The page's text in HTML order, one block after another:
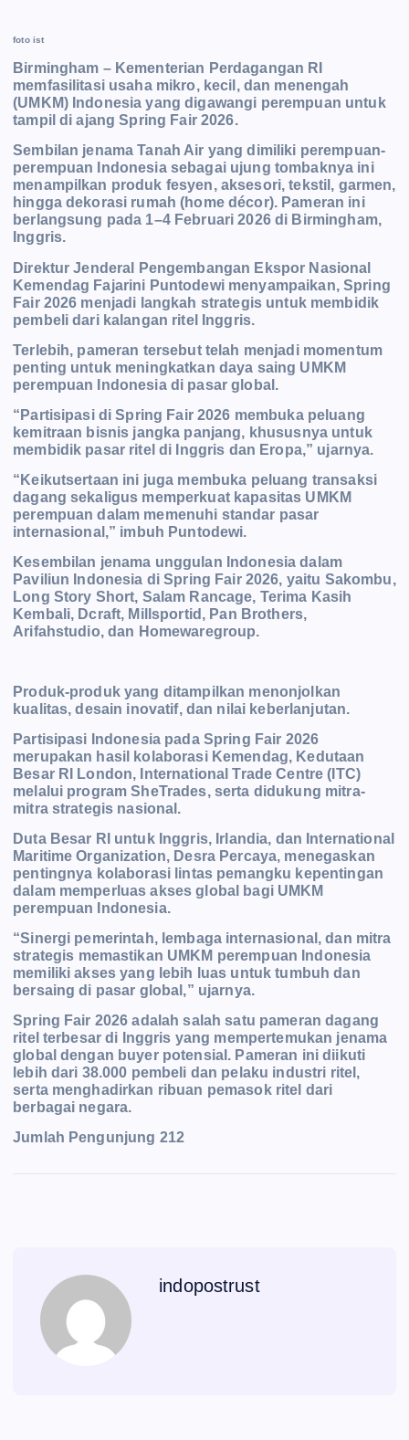
foto ist
Birmingham – Kementerian Perdagangan RI
memfasilitasi usaha mikro, kecil, dan menengah
(UMKM) Indonesia yang digawangi perempuan untuk
tampil di ajang Spring Fair 2026.
Sembilan jenama Tanah Air yang dimiliki perempuan-
perempuan Indonesia sebagai ujung tombaknya ini
menampilkan produk fesyen, aksesori, tekstil, garmen,
hingga dekorasi rumah (home décor). Pameran ini
berlangsung pada 1–4 Februari 2026 di Birmingham,
Inggris.
Direktur Jenderal Pengembangan Ekspor Nasional
Kemendag Fajarini Puntodewi menyampaikan, Spring
Fair 2026 menjadi langkah strategis untuk membidik
pembeli dari kalangan ritel Inggris.
Terlebih, pameran tersebut telah menjadi momentum
penting untuk meningkatkan daya saing UMKM
perempuan Indonesia di pasar global.
“Partisipasi di Spring Fair 2026 membuka peluang
kemitraan bisnis jangka panjang, khususnya untuk
membidik pasar ritel di Inggris dan Eropa,” ujarnya.
“Keikutsertaan ini juga membuka peluang transaksi
dagang sekaligus memperkuat kapasitas UMKM
perempuan dalam memenuhi standar pasar
internasional,” imbuh Puntodewi.
Kesembilan jenama unggulan Indonesia dalam
Paviliun Indonesia di Spring Fair 2026, yaitu Sakombu,
Long Story Short, Salam Rancage, Terima Kasih
Kembali, Dcraft, Millsportid, Pan Brothers,
Arifahstudio, dan Homewaregroup.
Produk-produk yang ditampilkan menonjolkan
kualitas, desain inovatif, dan nilai keberlanjutan.
Partisipasi Indonesia pada Spring Fair 2026
merupakan hasil kolaborasi Kemendag, Kedutaan
Besar RI London, International Trade Centre (ITC)
melalui program SheTrades, serta didukung mitra-
mitra strategis nasional.
Duta Besar RI untuk Inggris, Irlandia, dan International
Maritime Organization, Desra Percaya, menegaskan
pentingnya kolaborasi lintas pemangku kepentingan
dalam memperluas akses global
bagi UMKM
perempuan Indonesia.
“Sinergi pemerintah, lembaga internasional, dan mitra
strategis memastikan UMKM perempuan Indonesia
memiliki akses yang lebih luas untuk tumbuh dan
bersaing di pasar global,” ujarnya.
Spring Fair 2026 adalah salah satu pameran dagang
ritel terbesar di Inggris yang mempertemukan jenama
global dengan buyer potensial. Pameran ini diikuti
lebih dari 38.000 pembeli dan pelaku industri ritel,
serta menghadirkan ribuan pemasok ritel dari
berbagai negara.
Jumlah Pengunjung 212
indopostrust